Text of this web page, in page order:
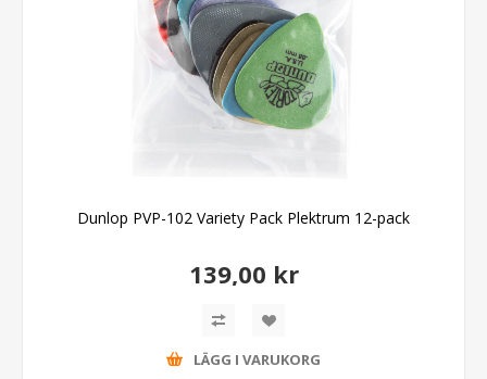
Dunlop PVP-102 Variety Pack Plektrum 12-pack
139,00 kr
LÄGG I VARUKORG